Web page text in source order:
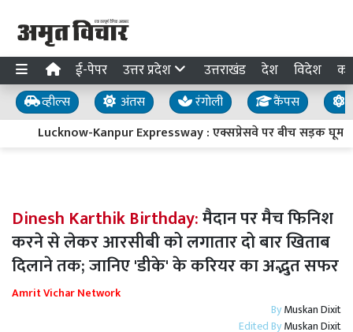
ई-पेपर उत्तर प्रदेश उत्तराखंड देश विदेश
व्हील्स अंतस रंगोली कैंपस
Lucknow-Kanpur Expressway : एक्सप्रेसवे पर बीच सड़क घूम
Dinesh Karthik Birthday:मैदान पर मैच फिनिश
करने से लेकर आरसीबी को लगातार दो बार खिताब
दिलाने तक; जानिए 'डीके' के करियर का अद्भुत सफर
Amrit Vichar Network
ByMuskan Dixit
Edited ByMuskan Dixit